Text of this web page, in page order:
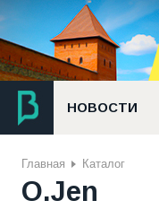
НОВОСТИ
Главная Каталог
O.Jen